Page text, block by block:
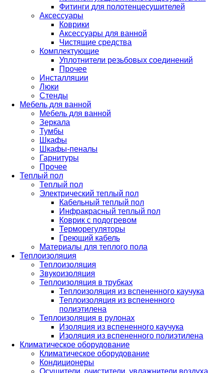
Фитинги для полотенцесушителей
Аксессуары
Коврики
Аксессуары для ванной
Чистящие средства
Комплектующие
Уплотнители резьбовых соединений
Прочее
Инсталляции
Люки
Стенды
Мебель для ванной
Мебель для ванной
Зеркала
Тумбы
Шкафы
Шкафы-пеналы
Гарнитуры
Прочее
Теплый пол
Теплый пол
Электрический теплый пол
Кабельный теплый пол
Инфракрасный теплый пол
Коврик с подогревом
Терморегуляторы
Греющий кабель
Материалы для теплого пола
Теплоизоляция
Теплоизоляция
Звукоизоляция
Теплоизоляция в трубках
Теплоизоляция из вспененного каучука
Теплоизоляция из вспененного
полиэтилена
Теплоизоляция в рулонах
Изоляция из вспененного каучука
Изоляция из вспененного полиэтилена
Климатическое оборудование
Климатическое оборудование
Кондиционеры